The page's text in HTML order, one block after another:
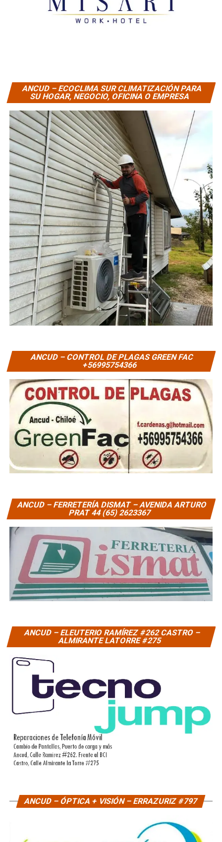
ANCUD – ECOCLIMA SUR CLIMATIZACIÓN PARA
SU HOGAR, NEGOCIO, OFICINA O EMPRESA
ANCUD – CONTROL DE PLAGAS GREEN FAC
+56995754366
ANCUD – FERRETERÍA DISMAT – AVENIDA ARTURO
PRAT 44 (65) 2623367
ANCUD – ELEUTERIO RAMÍREZ #262 CASTRO –
ALMIRANTE LATORRE #275
ANCUD – ÓPTICA + VISIÓN – ERRAZURIZ #797